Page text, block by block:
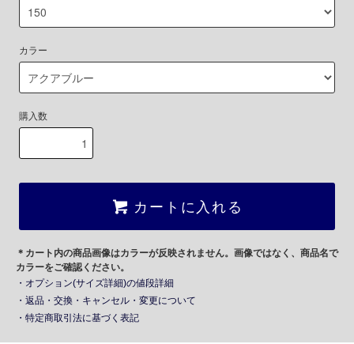
カラー
購入数
カートに入れる
＊カート内の商品画像はカラーが反映されません。画像ではなく、商品名で
カラーをご確認ください。
・オプション(サイズ詳細)の値段詳細
・返品・交換・キャンセル・変更について
・特定商取引法に基づく表記